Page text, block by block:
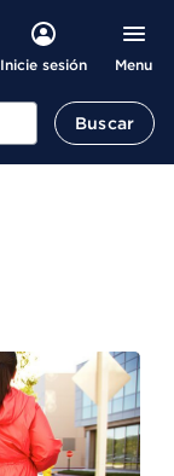
Inicie sesión Menu
Buscar